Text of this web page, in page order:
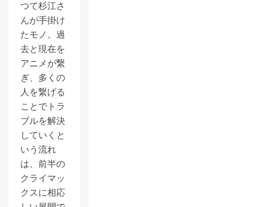
つて杉江さ
んが手掛け
たモノ。過
去と現在を
アニメが繋
ぎ、多くの
人を繋げる
ことでトラ
ブルを解決
していくと
いう流れ
は、前半の
クライマッ
クスに相応